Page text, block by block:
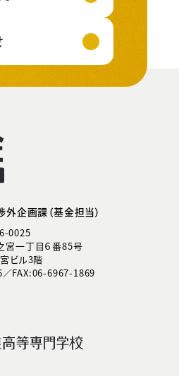
企画課（基金担当）
0025
宮一丁目６番85号
ビル3階
FAX:06-6967-1869